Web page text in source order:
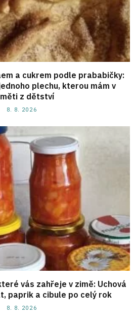
a cukrem podle prababičky:
plechu, kterou mám v
z dětství
8. 8. 2026
vás zahřeje v zimě: Uchová
paprik a cibule po celý rok
8. 8. 2026